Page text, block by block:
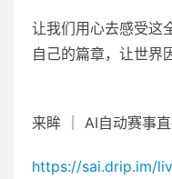
让我们用心去感受这
自己的篇章，让世界
来眸 ｜ AI自动赛事
https://sai.drip.im/